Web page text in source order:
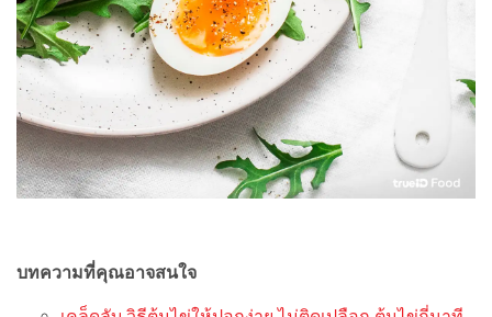
บทความที่คุณอาจสนใจ